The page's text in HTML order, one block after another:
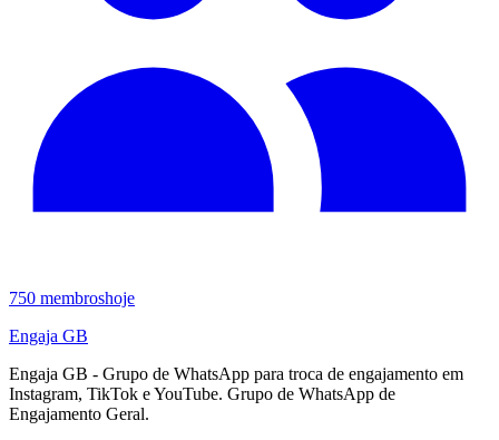
750 membroshoje
Engaja GB
Engaja GB - Grupo de WhatsApp para troca de engajamento em
Instagram, TikTok e YouTube. Grupo de WhatsApp de
Engajamento Geral.